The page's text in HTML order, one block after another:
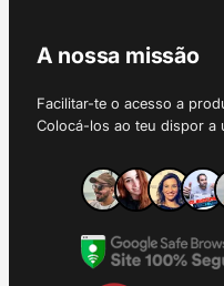
A nossa missão
Facilitar-te o acesso a
Colocá-los ao teu dispor a